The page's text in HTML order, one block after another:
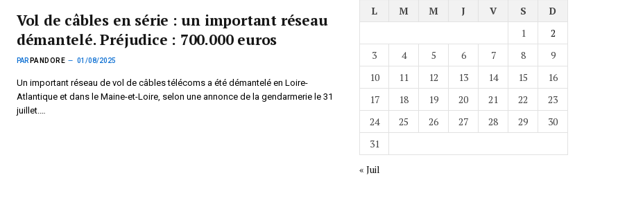
Vol de câbles en série : un important réseau
démantelé. Préjudice : 700.000 euros
PAR PANDORE 01/08/2025
Un important réseau de vol de câbles télécoms a été démantelé en Loire-
Atlantique et dans le Maine-et-Loire, selon une annonce de la gendarmerie le 31
juillet.…
L
M M J V S
D
1
2
3
4 5 6 7 8
9
10
11 12 13 14 15
16
17
18 19 20 21 22
23
24
25 26 27 28 29
30
31
« Juil